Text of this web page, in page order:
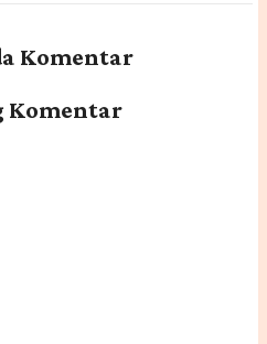
Komentar
Komentar